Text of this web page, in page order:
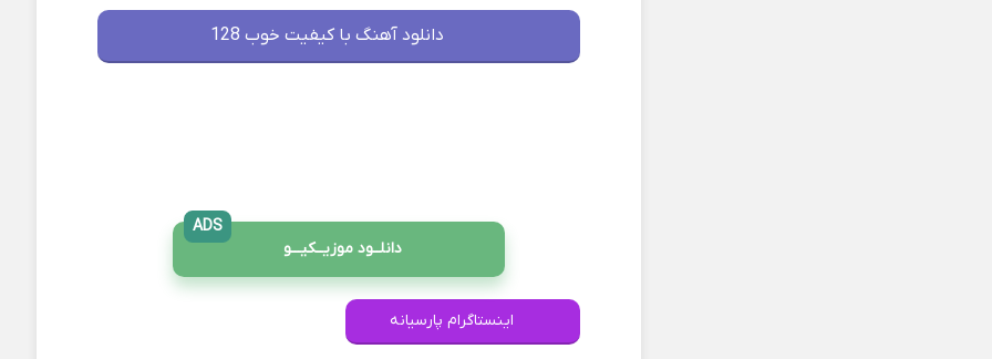
دانلود آهنگ با کیفیت خوب 128
دانلــود موزیــکیـــو
ADS
اینستاگرام پارسیانه